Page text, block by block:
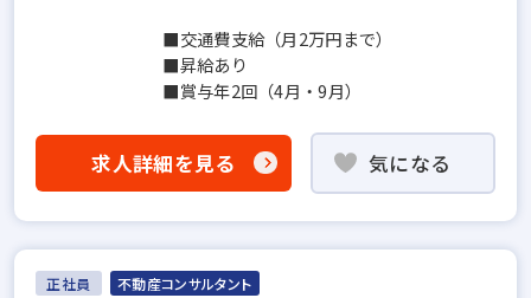
■交通費支給（月2万円まで）
■昇給あり
■賞与年2回（4月・9月）
求人詳細を見る 気になる
正社員 不動産コンサルタント